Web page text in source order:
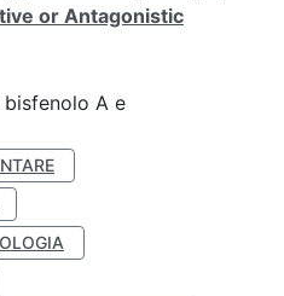
or Antagonistic
A e